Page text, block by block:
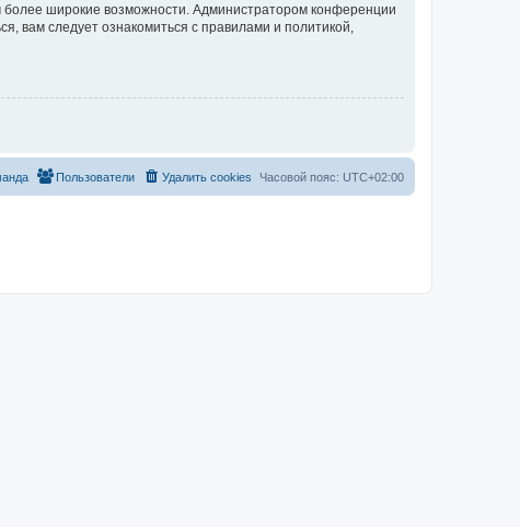
более широкие возможности. Администратором конференции
вам следует ознакомиться с правилами и политикой,
Часовой пояс: UTC+02:00
Удалить cookies
Пользователи